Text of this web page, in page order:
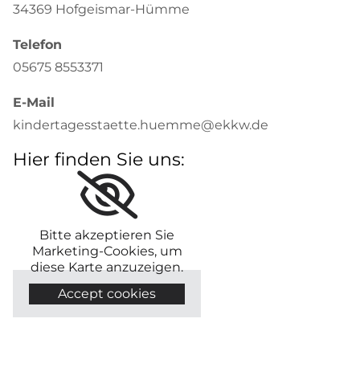
34369 Hofgeismar-Hümme
Telefon
05675 8553371
E-Mail
kindertagesstaette.huemme@ekkw.de
Hier finden Sie uns:
Bitte akzeptieren Sie
Marketing-Cookies, um
diese Karte anzuzeigen.
Accept cookies